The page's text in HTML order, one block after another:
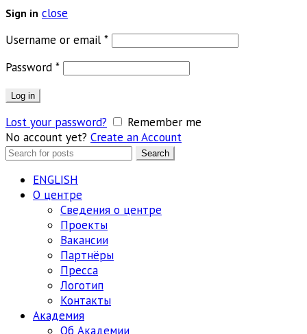
Sign in close
Username or email *Обязательно
Password *Обязательно
Log in
Lost your password?
Remember me
No account yet? Create an Account
Search
Search
ENGLISH
О центре
Сведения о центре
Проекты
Вакансии
Партнёры
Пресса
Логотип
Контакты
Академия
Об Академии